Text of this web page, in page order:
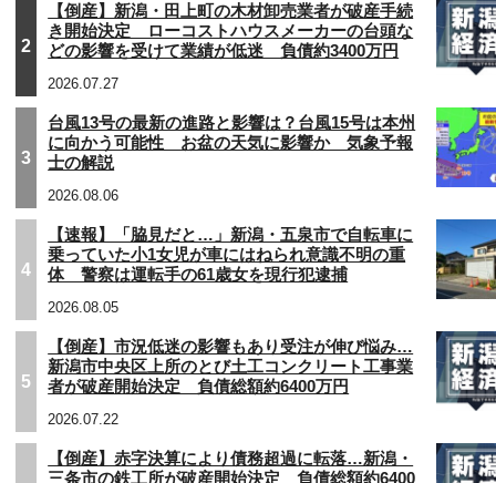
2
【倒産】新潟・田上町の木材卸売業者が破産手続
き開始決定 ローコストハウスメーカーの台頭な
どの影響を受けて業績が低迷 負債約3400万円
2026.07.27
3
台風13号の最新の進路と影響は？台風15号は本州
に向かう可能性 お盆の天気に影響か 気象予報
士の解説
2026.08.06
4
【速報】「脇見だと…」新潟・五泉市で自転車に
乗っていた小1女児が車にはねられ意識不明の重
体 警察は運転手の61歳女を現行犯逮捕
2026.08.05
5
【倒産】市況低迷の影響もあり受注が伸び悩み…
新潟市中央区上所のとび土工コンクリート工事業
者が破産開始決定 負債総額約6400万円
2026.07.22
【倒産】赤字決算により債務超過に転落…新潟・
三条市の鉄工所が破産開始決定 負債総額約6400